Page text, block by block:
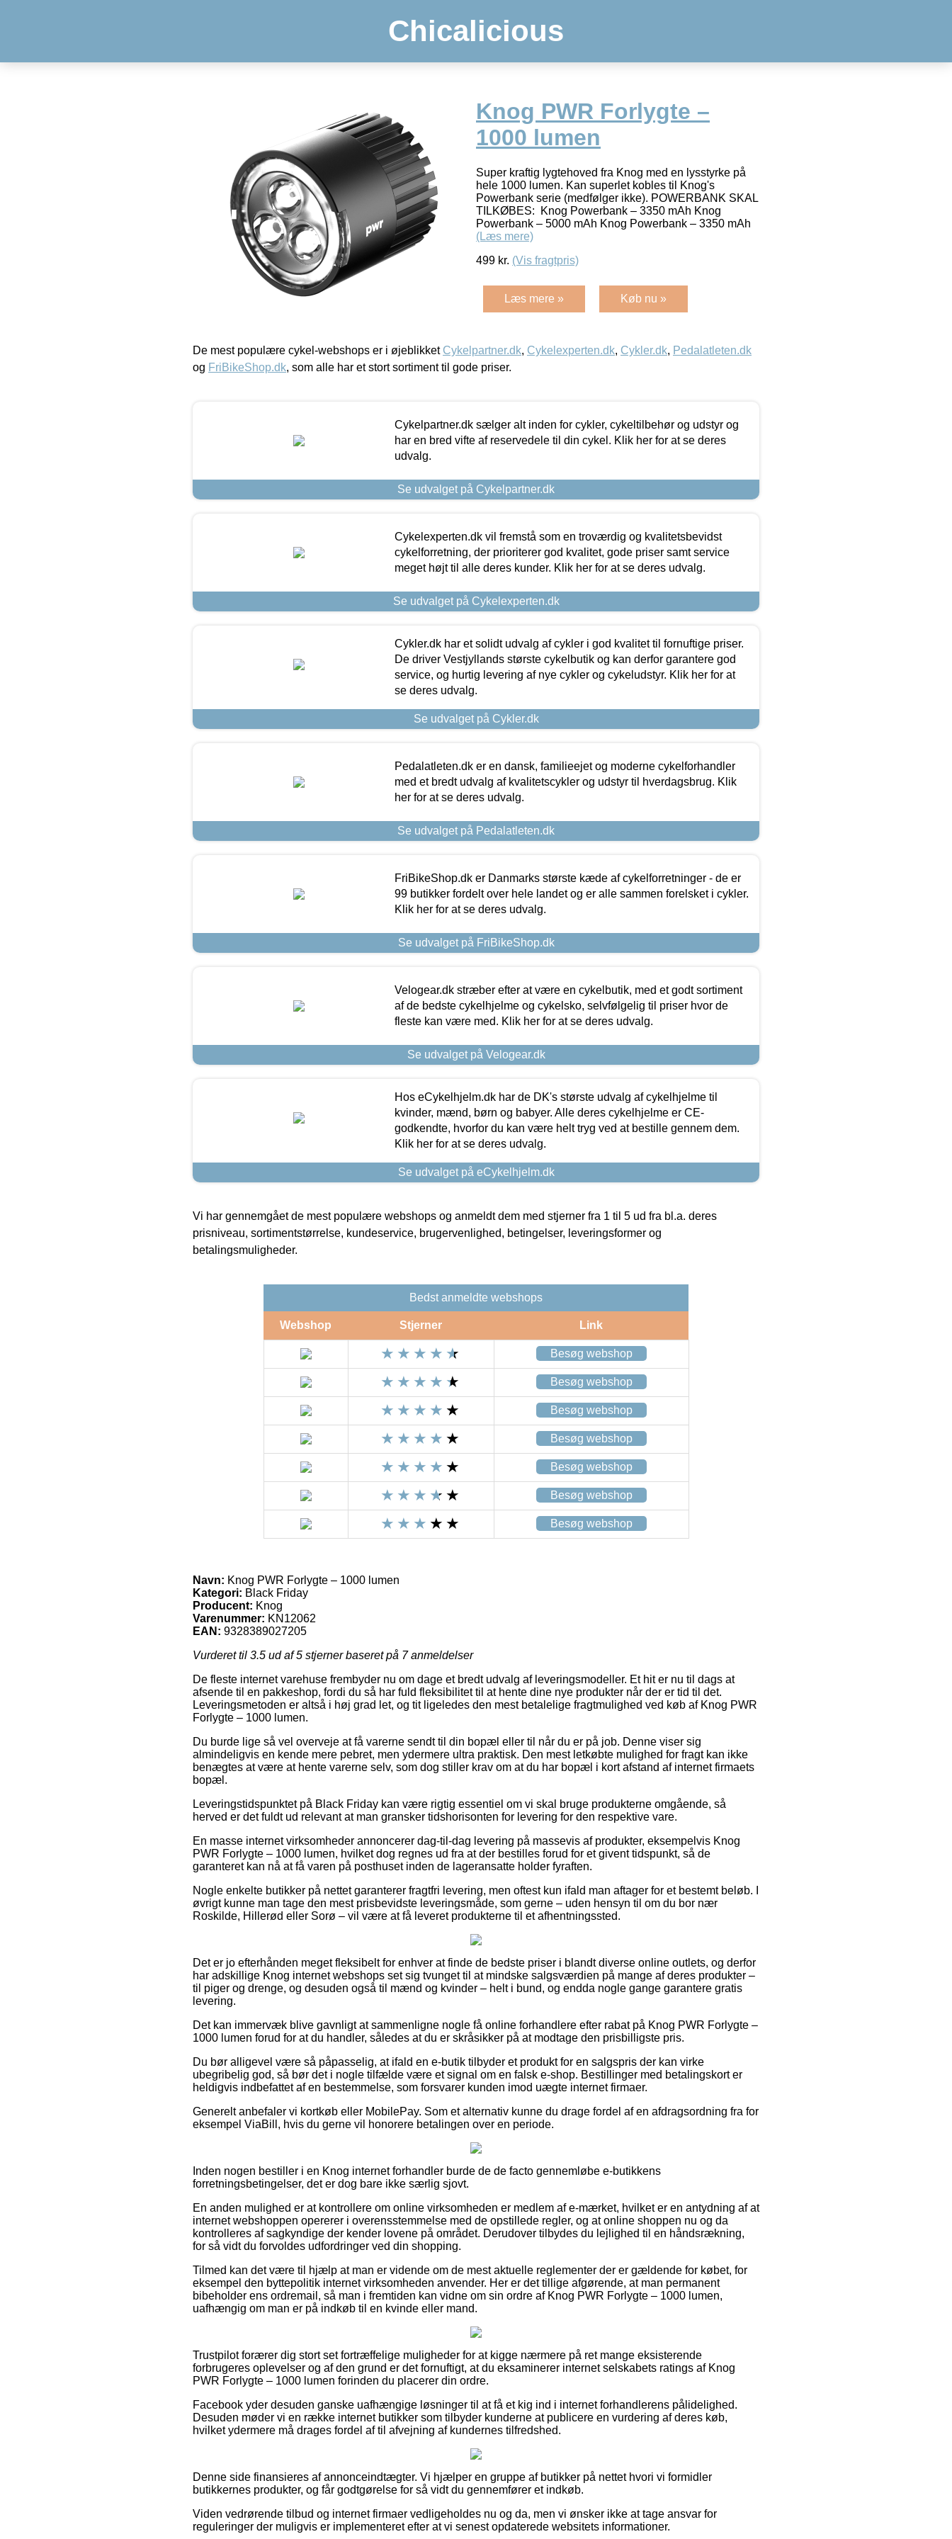
Chicalicious
Knog PWR Forlygte –
1000 lumen
Super kraftig lygtehoved fra Knog med en lysstyrke på
hele 1000 lumen. Kan superlet kobles til Knog's
Powerbank serie (medfølger ikke). POWERBANK SKAL
TILKØBES: Knog Powerbank – 3350 mAh Knog
Powerbank – 5000 mAh Knog Powerbank – 3350 mAh
(Læs mere)
499 kr. (Vis fragtpris)
Læs mere » Køb nu »
De mest populære cykel-webshops er i øjeblikket Cykelpartner.dk, Cykelexperten.dk, Cykler.dk, Pedalatleten.dk
og FriBikeShop.dk, som alle har et stort sortiment til gode priser.
Cykelpartner.dk sælger alt inden for cykler, cykeltilbehør og udstyr og
har en bred vifte af reservedele til din cykel. Klik her for at se deres
udvalg.
Se udvalget på Cykelpartner.dk
Cykelexperten.dk vil fremstå som en troværdig og kvalitetsbevidst
cykelforretning, der prioriterer god kvalitet, gode priser samt service
meget højt til alle deres kunder. Klik her for at se deres udvalg.
Se udvalget på Cykelexperten.dk
Cykler.dk har et solidt udvalg af cykler i god kvalitet til fornuftige priser.
De driver Vestjyllands største cykelbutik og kan derfor garantere god
service, og hurtig levering af nye cykler og cykeludstyr. Klik her for at
se deres udvalg.
Se udvalget på Cykler.dk
Pedalatleten.dk er en dansk, familieejet og moderne cykelforhandler
med et bredt udvalg af kvalitetscykler og udstyr til hverdagsbrug. Klik
her for at se deres udvalg.
Se udvalget på Pedalatleten.dk
FriBikeShop.dk er Danmarks største kæde af cykelforretninger - de er
99 butikker fordelt over hele landet og er alle sammen forelsket i cykler.
Klik her for at se deres udvalg.
Se udvalget på FriBikeShop.dk
Velogear.dk stræber efter at være en cykelbutik, med et godt sortiment
af de bedste cykelhjelme og cykelsko, selvfølgelig til priser hvor de
fleste kan være med. Klik her for at se deres udvalg.
Se udvalget på Velogear.dk
Hos eCykelhjelm.dk har de DK's største udvalg af cykelhjelme til
kvinder, mænd, børn og babyer. Alle deres cykelhjelme er CE-
godkendte, hvorfor du kan være helt tryg ved at bestille gennem dem.
Klik her for at se deres udvalg.
Se udvalget på eCykelhjelm.dk
Vi har gennemgået de mest populære webshops og anmeldt dem med stjerner fra 1 til 5 ud fra bl.a. deres
prisniveau, sortimentstørrelse, kundeservice, brugervenlighed, betingelser, leveringsformer og
betalingsmuligheder.
Bedst anmeldte webshops
Webshop Stjerner Link
Besøg webshop
Besøg webshop
Besøg webshop
Besøg webshop
Besøg webshop
Besøg webshop
Besøg webshop
Navn: Knog PWR Forlygte – 1000 lumen
Kategori: Black Friday
Producent: Knog
Varenummer: KN12062
EAN: 9328389027205
Vurderet til 3.5 ud af 5 stjerner baseret på 7anmeldelser
De fleste internet varehuse frembyder nu om dage et bredt udvalg af leveringsmodeller. Et hit er nu til dags at
afsende til en pakkeshop, fordi du så har fuld fleksibilitet til at hente dine nye produkter når der er tid til det.
Leveringsmetoden er altså i høj grad let, og tit ligeledes den mest betalelige fragtmulighed ved køb af Knog PWR
Forlygte – 1000 lumen.
Du burde lige så vel overveje at få varerne sendt til din bopæl eller til når du er på job. Denne viser sig
almindeligvis en kende mere pebret, men ydermere ultra praktisk. Den mest letkøbte mulighed for fragt kan ikke
benægtes at være at hente varerne selv, som dog stiller krav om at du har bopæl i kort afstand af internet firmaets
bopæl.
Leveringstidspunktet på Black Friday kan være rigtig essentiel om vi skal bruge produkterne omgående, så
herved er det fuldt ud relevant at man gransker tidshorisonten for levering for den respektive vare.
En masse internet virksomheder annoncerer dag-til-dag levering på massevis af produkter, eksempelvis Knog
PWR Forlygte – 1000 lumen, hvilket dog regnes ud fra at der bestilles forud for et givent tidspunkt, så de
garanteret kan nå at få varen på posthuset inden de lageransatte holder fyraften.
Nogle enkelte butikker på nettet garanterer fragtfri levering, men oftest kun ifald man aftager for et bestemt beløb. I
øvrigt kunne man tage den mest prisbevidste leveringsmåde, som gerne – uden hensyn til om du bor nær
Roskilde, Hillerød eller Sorø – vil være at få leveret produkterne til et afhentningssted.
Det er jo efterhånden meget fleksibelt for enhver at finde de bedste priser i blandt diverse online outlets, og derfor
har adskillige Knog internet webshops set sig tvunget til at mindske salgsværdien på mange af deres produkter –
til piger og drenge, og desuden også til mænd og kvinder – helt i bund, og endda nogle gange garantere gratis
levering.
Det kan immervæk blive gavnligt at sammenligne nogle få online forhandlere efter rabat på Knog PWR Forlygte –
1000 lumen forud for at du handler, således at du er skråsikker på at modtage den prisbilligste pris.
Du bør alligevel være så påpasselig, at ifald en e-butik tilbyder et produkt for en salgspris der kan virke
ubegribelig god, så bør det i nogle tilfælde være et signal om en falsk e-shop. Bestillinger med betalingskort er
heldigvis indbefattet af en bestemmelse, som forsvarer kunden imod uægte internet firmaer.
Generelt anbefaler vi kortkøb eller MobilePay. Som et alternativ kunne du drage fordel af en afdragsordning fra for
eksempel ViaBill, hvis du gerne vil honorere betalingen over en periode.
Inden nogen bestiller i en Knog internet forhandler burde de de facto gennemløbe e-butikkens
forretningsbetingelser, det er dog bare ikke særlig sjovt.
En anden mulighed er at kontrollere om online virksomheden er medlem af e-mærket, hvilket er en antydning af at
internet webshoppen opererer i overensstemmelse med de opstillede regler, og at online shoppen nu og da
kontrolleres af sagkyndige der kender lovene på området. Derudover tilbydes du lejlighed til en håndsrækning,
for så vidt du forvoldes udfordringer ved din shopping.
Tilmed kan det være til hjælp at man er vidende om de mest aktuelle reglementer der er gældende for købet, for
eksempel den byttepolitik internet virksomheden anvender. Her er det tillige afgørende, at man permanent
bibeholder ens ordremail, så man i fremtiden kan vidne om sin ordre af Knog PWR Forlygte – 1000 lumen,
uafhængig om man er på indkøb til en kvinde eller mand.
Trustpilot forærer dig stort set fortræffelige muligheder for at kigge nærmere på ret mange eksisterende
forbrugeres oplevelser og af den grund er det fornuftigt, at du eksaminerer internet selskabets ratings af Knog
PWR Forlygte – 1000 lumen forinden du placerer din ordre.
Facebook yder desuden ganske uafhængige løsninger til at få et kig ind i internet forhandlerens pålidelighed.
Desuden møder vi en række internet butikker som tilbyder kunderne at publicere en vurdering af deres køb,
hvilket ydermere må drages fordel af til afvejning af kundernes tilfredshed.
Denne side finansieres af annonceindtægter. Vi hjælper en gruppe af butikker på nettet hvori vi formidler
butikkernes produkter, og får godtgørelse for så vidt du gennemfører et indkøb.
Viden vedrørende tilbud og internet firmaer vedligeholdes nu og da, men vi ønsker ikke at tage ansvar for
reguleringer der muligvis er implementeret efter at vi senest opdaterede websitets informationer.